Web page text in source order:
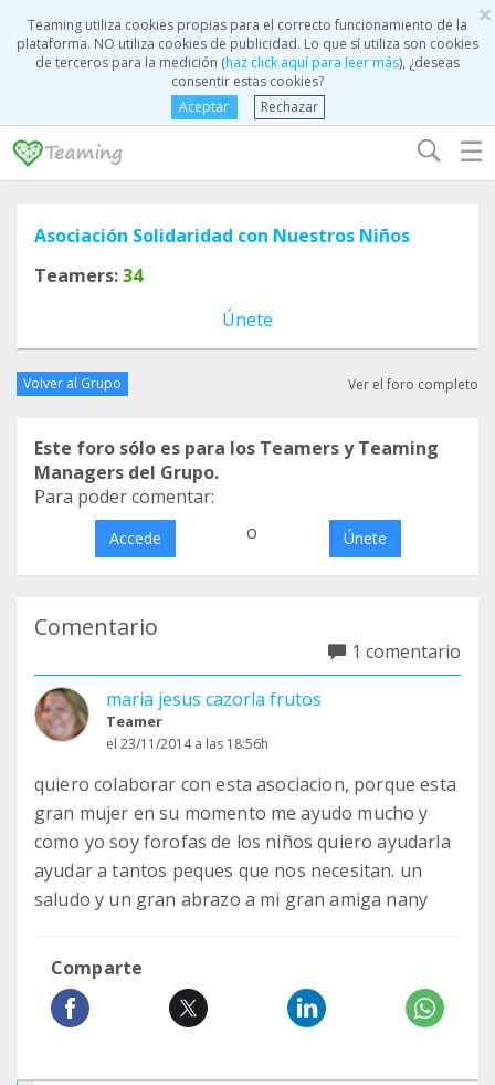
×
Teaming utiliza cookies propias para el correcto funcionamiento de la
plataforma. NO utiliza cookies de publicidad. Lo que sí utiliza son cookies
de terceros para la medición (haz click aquí para leer más), ¿deseas
consentir estas cookies?
Aceptar
Rechazar
☰
Asociación Solidaridad con Nuestros Niños
Teamers:34
Únete
Volver al Grupo Ver el foro completo
Este foro sólo es para los Teamers y Teaming
Managers del Grupo.
Para poder comentar:
Accede o Únete
Comentario
1 comentario
maria jesus cazorla frutos
Teamer
el 23/11/2014 a las 18:56h
quiero colaborar con esta asociacion, porque esta
gran mujer en su momento me ayudo mucho y
como yo soy forofas de los niños quiero ayudarla
ayudar a tantos peques que nos necesitan. un
saludo y un gran abrazo a mi gran amiga nany
Comparte